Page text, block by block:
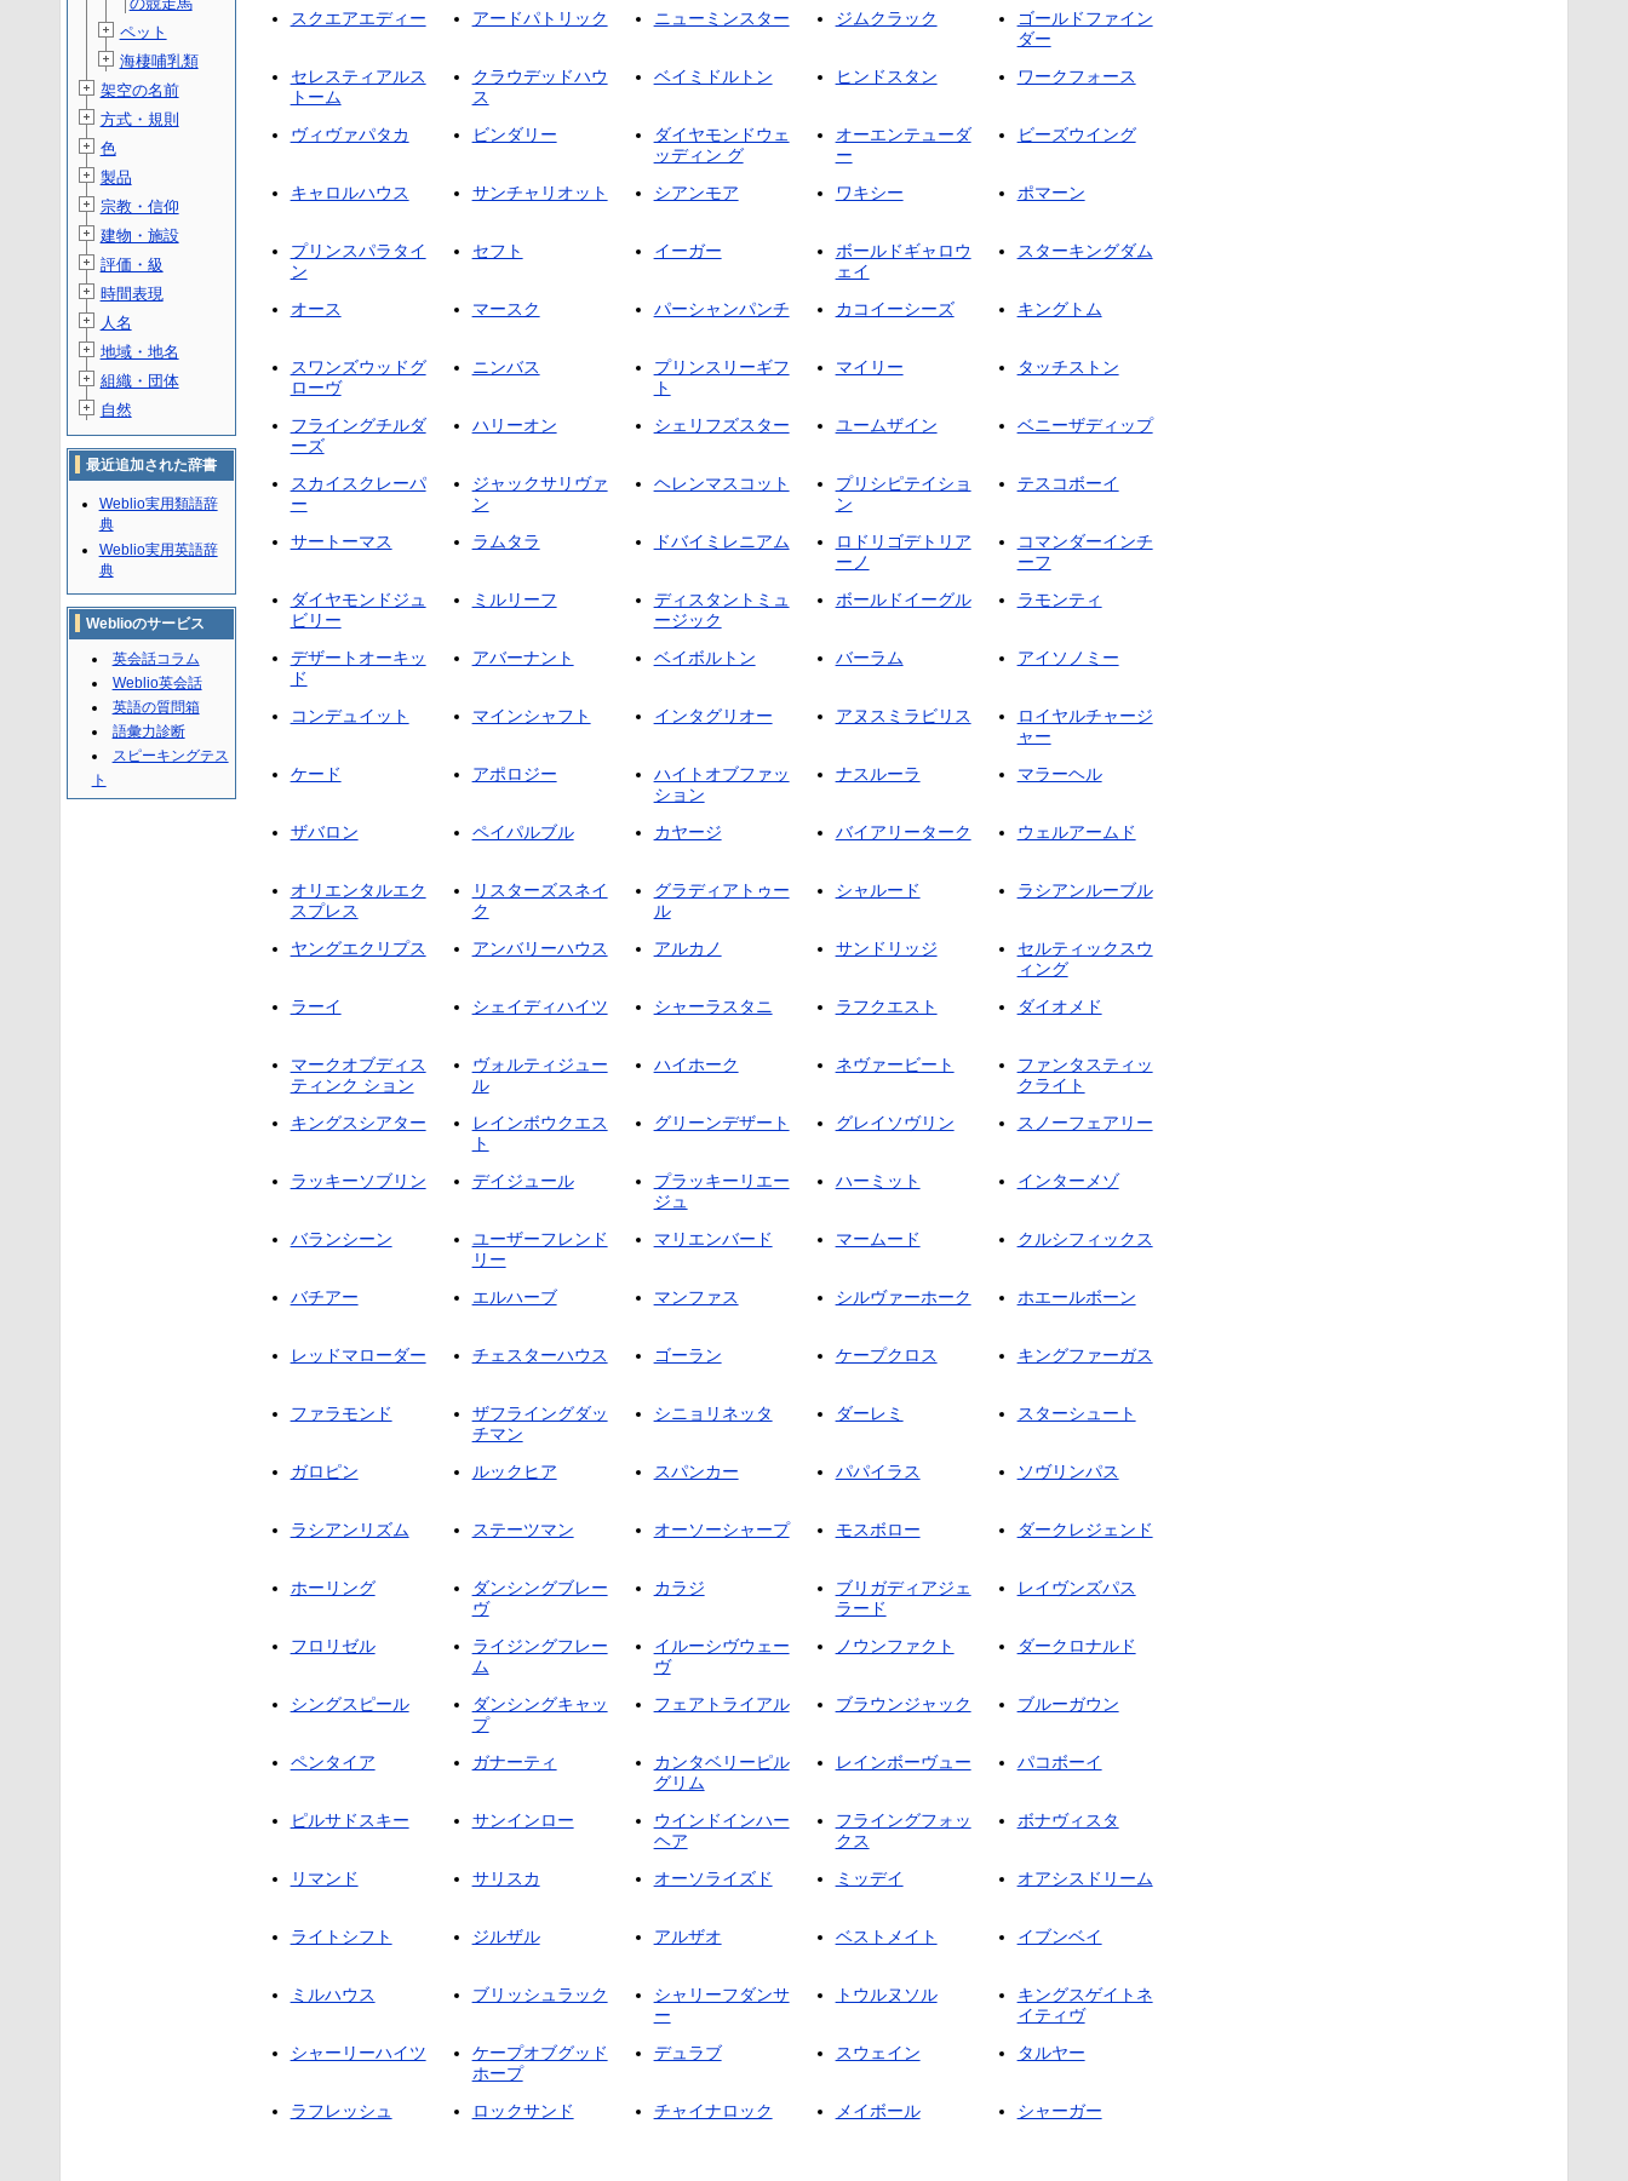
スクエアエディー アードパトリック ニューミンスター ジムクラック
ゴールドファイン
ダー
セレスティアルス
トーム
クラウデッドハウ
ス
ベイミドルトン ヒンドスタン ワークフォース
ヴィヴァパタカ ビンダリー
ダイヤモンドウェ
ッディン グ
オーエンテューダ
ー
ビーズウイング
キャロルハウス サンチャリオット シアンモア ワキシー ポマーン
プリンスパラタイ
ン
セフト イーガー
ボールドギャロウ
ェイ
スターキングダム
オース マースク パーシャンパンチ カコイーシーズ キングトム
スワンズウッドグ
ローヴ
ニンバス
プリンスリーギフ
ト
マイリー タッチストン
フライングチルダ
ーズ
ハリーオン シェリフズスター ユームザイン ベニーザディップ
スカイスクレーパ
ー
ジャックサリヴァ
ン
ヘレンマスコット
プリシピテイショ
ン
テスコボーイ
サートーマス ラムタラ ドバイミレニアム
ロドリゴデトリア
ーノ
コマンダーインチ
ーフ
ダイヤモンドジュ
ビリー
ミルリーフ
ディスタントミュ
ージック
ボールドイーグル ラモンティ
デザートオーキッ
ド
アバーナント ベイボルトン バーラム アイソノミー
コンデュイット マインシャフト インタグリオー アヌスミラビリス
ロイヤルチャージ
ャー
ケード
アポロジー
ハイトオブファッ
ション
ナスルーラ マラーヘル
ザバロン ペイパルブル カヤージ バイアリーターク ウェルアームド
オリエンタルエク
スプレス
リスターズスネイ
ク
グラディアトゥー
ル
シャルード ラシアンルーブル
ヤングエクリプス アンバリーハウス アルカノ サンドリッジ
セルティックスウ
ィング
ラーイ
シェイディハイツ シャーラスタニ ラフクエスト ダイオメド
マークオブディス
ティンク ション
ヴォルティジュー
ル
ハイホーク ネヴァービート
ファンタスティッ
クライト
キングスシアター
レインボウクエス
ト
グリーンデザート グレイソヴリン スノーフェアリー
ラッキーソブリン デイジュール
プラッキーリエー
ジュ
ハーミット インターメゾ
バランシーン
ユーザーフレンド
リー
マリエンバード マームード クルシフィックス
バチアー エルハーブ マンファス シルヴァーホーク ホエールボーン
レッドマローダー チェスターハウス ゴーラン ケープクロス キングファーガス
ファラモンド
ザフライングダッ
チマン
シニョリネッタ ダーレミ スターシュート
ガロピン ルックヒア スパンカー パパイラス ソヴリンパス
ラシアンリズム ステーツマン オーソーシャープ モスボロー ダークレジェンド
ホーリング
ダンシングブレー
ヴ
カラジ
ブリガディアジェ
ラード
レイヴンズパス
フロリゼル
ライジングフレー
ム
イルーシヴウェー
ヴ
ノウンファクト ダークロナルド
シングスピール
ダンシングキャッ
プ
フェアトライアル ブラウンジャック ブルーガウン
ペンタイア ガナーティ
カンタベリーピル
グリム
レインボーヴュー パコボーイ
ピルサドスキー サンインロー
ウインドインハー
ヘア
フライングフォッ
クス
ボナヴィスタ
リマンド サリスカ オーソライズド ミッデイ オアシスドリーム
ライトシフト ジルザル アルザオ ベストメイト イブンベイ
ミルハウス ブリッシュラック
シャリーフダンサ
ー
トウルヌソル
キングスゲイトネ
イティヴ
シャーリーハイツ
ケープオブグッド
ホープ
デュラブ スウェイン タルヤー
ラフレッシュ ロックサンド チャイナロック メイボール シャーガー
ペット
海棲哺乳類
架空の名前
方式・規則
色
製品
宗教・信仰
建物・施設
評価・級
時間表現
人名
地域・地名
組織・団体
自然
最近追加された辞書
Weblio実用類語辞
典
Weblio実用英語辞
典
Weblioのサービス
英会話コラム
Weblio英会話
英語の質問箱
語彙力診断
スピーキングテス
ト